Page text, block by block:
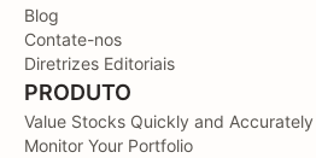
Blog
Contate-nos
Diretrizes Editoriais
PRODUTO
Value Stocks Quickly and Accurately
Monitor Your Portfolio